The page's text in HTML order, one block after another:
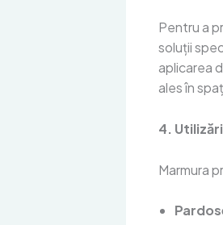
Pentru a
soluții
aplicarea
ales în
4.
Marmura